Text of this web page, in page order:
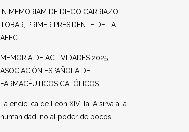
IN MEMORIAM DE DIEGO CARRIAZO
TOBAR, PRIMER PRESIDENTE DE LA
AEFC
MEMORIA DE ACTIVIDADES 2025.
ASOCIACIÓN ESPAÑOLA DE
FARMACÉUTICOS CATÓLICOS
La encíclica de León XIV: la IA sirva a la
humanidad, no al poder de pocos